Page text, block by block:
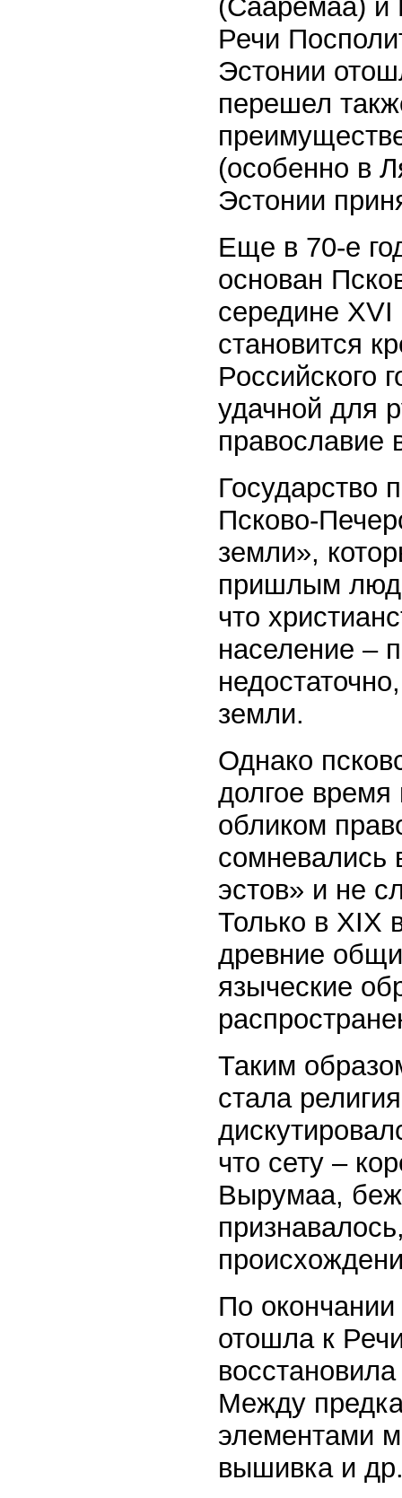
(Сааремаа) и
Речи
Эстонии
перешел
(особенно в
Эстонии
Еще в 70-е
основан
середине
становится
Российского
удачной для
православие
Государство
Псково-
земли»,
пришлым
что
население –
земли.
Однако
долгое
обликом
сомневались
эстов» и не
Только в XIX
древние
языческие
Таким
стала
что сету –
Вырумаа,
По
отошла к
Между
элементами
вышивка и